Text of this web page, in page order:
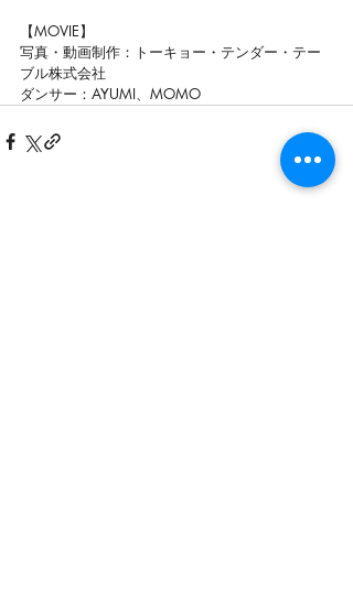
【MOVIE】
写真・動画制作：トーキョー・テンダー・テー
ブル株式会社
ダンサー：AYUMI、MOMO